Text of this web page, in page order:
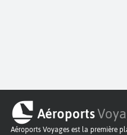
Aéroports
Aéroports Voyages est la première